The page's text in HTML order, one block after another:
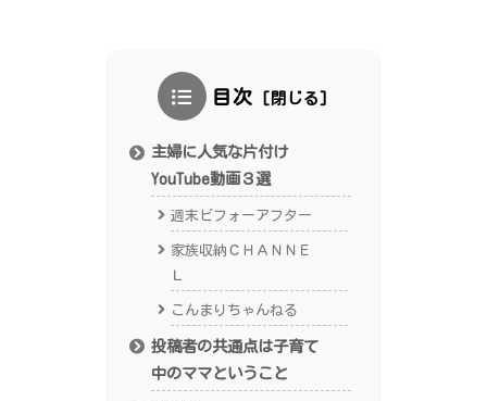
目次
主婦に人気な片付け
YouTube動画３選
週末ビフォーアフター
家族収納ＣＨＡＮＮＥ
Ｌ
こんまりちゃんねる
投稿者の共通点は子育て
中のママということ